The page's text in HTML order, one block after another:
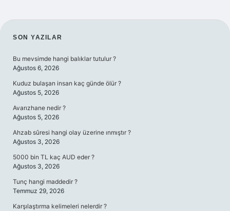
SIDEBAR
SON YAZILAR
Bu mevsimde hangi balıklar tutulur ?
Ağustos 6, 2026
Kuduz bulaşan insan kaç günde ölür ?
Ağustos 5, 2026
Avarızhane nedir ?
Ağustos 5, 2026
Ahzab sûresi hangi olay üzerine ınmıştır ?
Ağustos 3, 2026
5000 bin TL kaç AUD eder ?
Ağustos 3, 2026
Tunç hangi maddedir ?
Temmuz 29, 2026
Karşılaştırma kelimeleri nelerdir ?